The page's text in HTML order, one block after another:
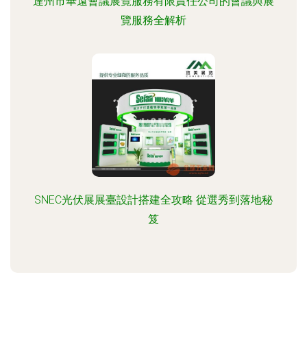
覽服務全解析
SNEC光伏展展臺設計搭建全攻略 從選秀到落地秘
笈